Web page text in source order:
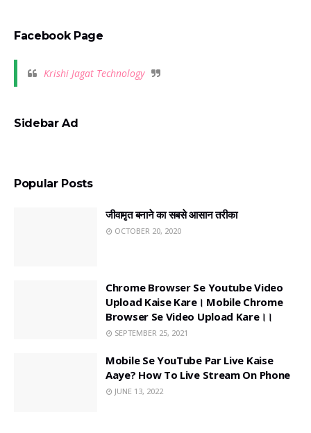
Facebook Page
Krishi Jagat Technology
Sidebar Ad
Popular Posts
जीवामृत बनाने का सबसे आसान तरीका
OCTOBER 20, 2020
Chrome Browser Se Youtube Video
Upload Kaise Kare। Mobile Chrome
Browser Se Video Upload Kare।।
SEPTEMBER 25, 2021
Mobile Se YouTube Par Live Kaise
Aaye? How To Live Stream On Phone
JUNE 13, 2022